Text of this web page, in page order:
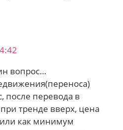
вопрос…
после перевода в
тренде вверх, цена
как минимум